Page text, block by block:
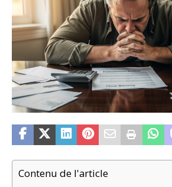
Contenu de l'article